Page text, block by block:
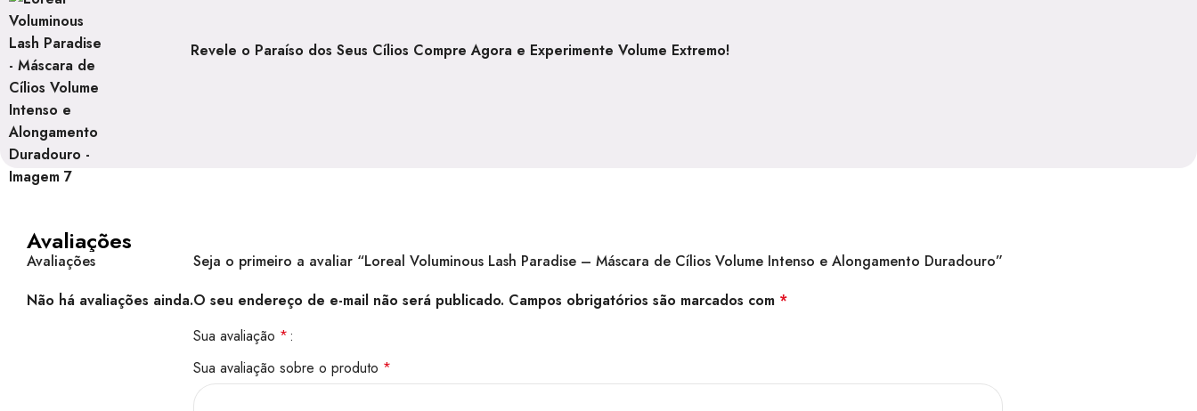
Revele o Paraíso dos Seus Cílios Compre Agora e Experimente Volume Extremo!
Avaliações
Avaliações
Não há avaliações ainda.
Seja o primeiro a avaliar “Loreal Voluminous Lash Paradise – Máscara de Cílios Volume Intenso e Alongamento Duradouro”
O seu endereço de e-mail não será publicado. Campos obrigatórios são marcados com *
Sua avaliação *
Sua avaliação sobre o produto *